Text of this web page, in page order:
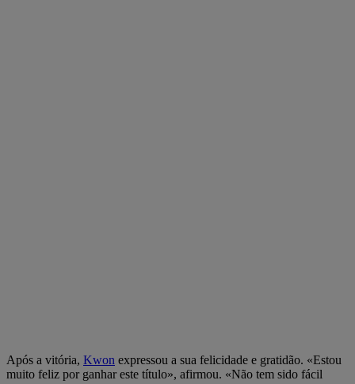
Após a vitória, Kwon expressou a sua felicidade e gratidão. «Estou
muito feliz por ganhar este título», afirmou. «Não tem sido fácil